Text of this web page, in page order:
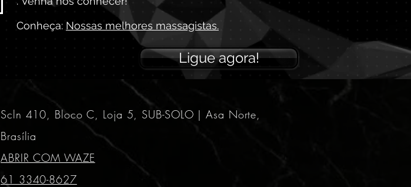
Conheça: Nossas melhores massagistas.
Ligue agora!
Scln 410, Bloco C, Loja 5, SUB-SOLO | Asa Norte,
Brasília
ABRIR COM WAZE
61 3340-8627